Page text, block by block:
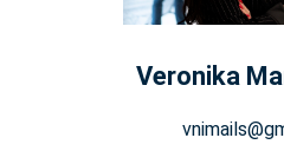
Veronika